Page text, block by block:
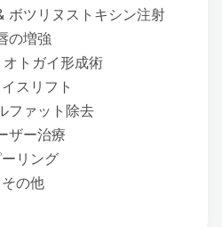
ボツリヌストキシン注射
の増強
トガイ形成術
スリフト
ファット除去
ザー治療
ーリング
その他